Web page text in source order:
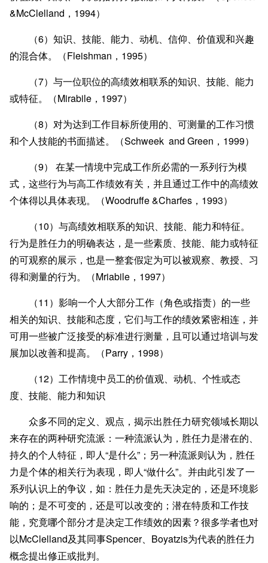
&McClelland，1994）
（6）知识、技能、能力、动机、信仰、价值观和兴趣
的混合体。（Fleishman，1995）
（7）与一位职位的高绩效相联系的知识、技能、能力
或特征。（Mirabile，1997）
（8）对为达到工作目标所使用的、可测量的工作习惯
和个人技能的书面描述。（Schweek and Green，1999）
（9） 在某一情境中完成工作所必需的一系列行为模
式，这些行为与高工作绩效有关，并且通过工作中的高绩效
个体得以具体表现。（Woodruffe &Charfes，1993）
（10）与高绩效相联系的知识、技能、能力和特征。
行为是胜任力的明确表达，是一些素质、技能、能力或特征
的可观察的展示，也是一整套假定为可以被观察、教授、习
得和测量的行为。（Mriabile，1997）
（11）影响一个人大部分工作（角色或指责）的一些
相关的知识、技能和态度，它们与工作的绩效紧密相连，并
可用一些被广泛接受的标准进行测量，且可以通过培训与发
展加以改善和提高。（Parry，1998）
（12）工作情境中员工的价值观、动机、个性或态
度、技能、能力和知识
众多不同的定义、观点，揭示出胜任力研究领域长期以
来存在的两种研究流派：一种流派认为，胜任力是潜在的、
持久的个人特征，即人“是什么”；另一种流派则认为，胜任
力是个体的相关行为表现，即人“做什么”。并由此引发了一
系列认识上的争议，如：胜任力是先天决定的，还是环境影
响的；是不可变的，还是可以改变的；潜在特质和工作技
能，究竟哪个部分才是决定工作绩效的因素？很多学者也对
以McClelland及其同事Spencer、Boyatzis为代表的胜任力
概念提出修正或批判。